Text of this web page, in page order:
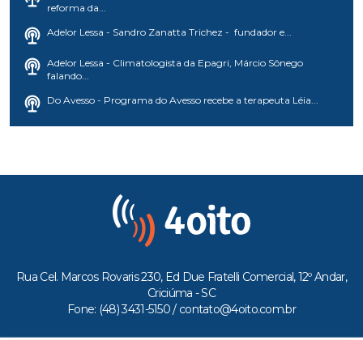
reforma da...
Adelor Lessa - Sandro Zanatta Trichez - fundador e...
Adelor Lessa - Climatologista da Epagri, Márcio Sônego
falando...
Do Avesso - Programa do Avesso recebe a terapeuta Léia...
Rua Cel. Marcos Rovaris 230, Ed Due Fratelli Comercial, 12º Andar,
Criciúma - SC
Fone: (48) 3431-5150 / contato@4oito.com.br